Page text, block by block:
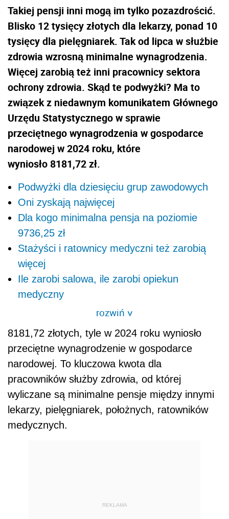
Takiej pensji inni mogą im tylko pozazdrościć.
Blisko 12 tysięcy złotych dla lekarzy, ponad 10
tysięcy dla pielęgniarek. Tak od lipca w służbie
zdrowia wzrosną minimalne wynagrodzenia.
Więcej zarobią też inni pracownicy sektora
ochrony zdrowia. Skąd te podwyżki? Ma to
związek z niedawnym komunikatem Głównego
Urzędu Statystycznego w sprawie
przeciętnego wynagrodzenia w gospodarce
narodowej w 2024 roku, które
wyniosło 8181,72 zł.
Podwyżki dla dziesięciu grup zawodowych
Oni zyskają najwięcej
Dla kogo minimalna pensja na poziomie
9736,25 zł
Stażyści i ratownicy medyczni też zarobią
więcej
Ile zarobi salowa, ile zarobi opiekun
medyczny
rozwiń>
8181,72 złotych, tyle w 2024 roku wyniosło
przeciętne wynagrodzenie w gospodarce
narodowej. To kluczowa kwota dla
pracowników służby zdrowia, od której
wyliczane są minimalne pensje między innymi
lekarzy, pielęgniarek, położnych, ratowników
medycznych.
REKLAMA